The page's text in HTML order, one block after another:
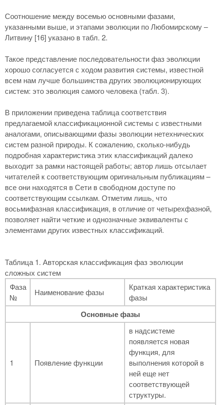
Соотношение между восемью основными фазами,
указанными выше, и этапами эволюции по Любомирскому –
Литвину [16] указано в табл. 2.
Такое представление последовательности фаз эволюции
хорошо согласуется с ходом развития системы, известной
всем нам лучше большинства других эволюционирующих
систем: это эволюция самого человека (табл. 3).
В приложении приведена таблица соответствия
предлагаемой классификационной системы с известными
аналогами, описывающими фазы эволюции нетехнических
систем разной природы. К сожалению, сколько-нибудь
подробная характеристика этих классификаций далеко
выходит за рамки настоящей работы; автор лишь отсылает
читателей к соответствующим оригинальным публикациям –
все они находятся в Сети в свободном доступе по
соответствующим ссылкам. Отметим лишь, что
восьмифазная классификация, в отличие от четырехфазной,
позволяет найти четкие и однозначные эквиваленты с
элементами других известных классификаций.
Таблица 1. Авторская классификация фаз эволюции
сложных систем
Фаза
№
Наименование фазы
Краткая характеристика
фазы
Основные фазы
1 Появление функции
в надсистеме
появляется новая
функция, для
выполнения которой в
ней еще нет
соответствующей
структуры.